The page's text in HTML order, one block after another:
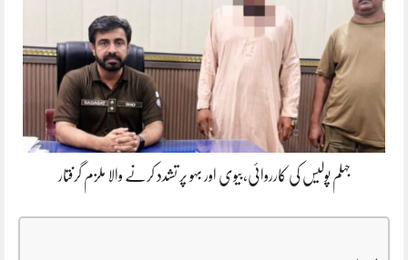
جہلم پولیس کی کارروائی،بیوی اور بہو پر تشدد کرنے والا ملزم گرفتار